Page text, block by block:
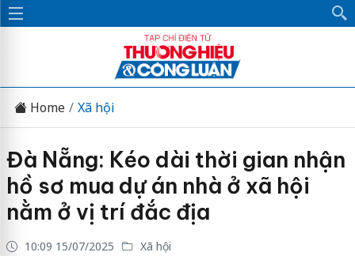
Home Xã hội
Đà Nẵng: Kéo dài thời gian nhận
hồ sơ mua dự án nhà ở xã hội
nằm ở vị trí đắc địa
10:09 15/07/2025 Xã hội